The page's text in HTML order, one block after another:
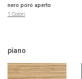
nero poro aperto
1 Colori
piano